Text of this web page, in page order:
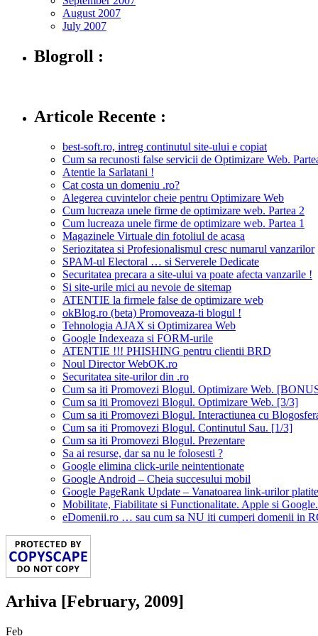
August 2007
July 2007
Blogroll :
Articole Recente :
best-soft.ro, intreg continutul site-ului e copiat
Cum sa recunosti false servicii de Optimizare Web.
Atentie la Sarlatani !
Cat costa un domeniu .ro?
Alegerea cuvintelor cheie pentru Optimizare Web
Cum lucreaza unele firme de optimizare web. Partea 2
Cum lucreaza unele firme de optimizare web. Partea 1
Magazinele Virtuale din fotoliul de acasa
Seriozitatea si Profesionalismul cresc numarul vanzarilor
SPAM-ul Electoral … si Serverele Dedicate
Securitatea precara a site-ului va poate afecta vanzarile !
Si site-urile mici au nevoie de sitemap
ATENTIE la firmele false de optimizare web
okBlog.ro (beta) Promoveaza-ti blogul !
Tehnologia AJAX si Optimizarea Web
Google Indexeaza si FORM-urile
ATENTIE !!! PHISHING pentru clientii BRD
Noul Director WebOK.ro
Securitatea site-urilor din .ro
Cum sa iti Promovezi Blogul. Optimizare Web.
Cum sa iti Promovezi Blogul. Optimizare Web. [3/3]
Cum sa iti Promovezi Blogul. Interactiunea cu
Cum sa iti Promovezi Blogul. Continutul Sau. [1/3]
Cum sa iti Promovezi Blogul. Prezentare
Sa ai resurse, dar sa nu le folosesti ?
Google elimina click-urile neintentionate
Google Android – Cheia succesului mobil
Google PageRank Update – Vanatoarea link-urilor platite
Mobilitate, Fiabilitate si Functionalitate. Apple si Google.
eDomenii.ro … sau cum sa NU iti cumperi domenii in
Arhiva [February, 2009]
Feb